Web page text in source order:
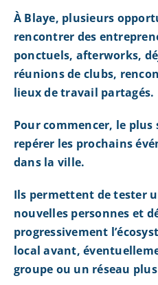
À Blaye, plusieurs
rencontrer des
ponctuels, afterworks,
réunions de clubs,
lieux de travail partagés.
Pour commencer, le
repérer les prochains
dans la ville.
Ils permettent de tester
nouvelles personnes et
progressivement
local avant,
groupe ou un réseau